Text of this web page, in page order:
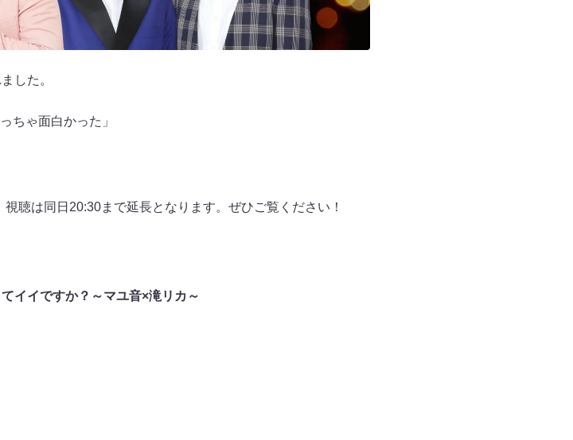
した。
ちゃ面白かった」
聴は同日20:30まで延長となります。ぜひご覧ください！
イイですか？～マユ音×滝リカ～